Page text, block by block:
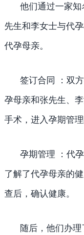
他们通过一家
先生和李女士与代
代孕母亲。
签订合同 ：双
孕母亲和张先生、
手术，进入孕期管理
孕期管理 ：代
了解了代孕母亲的
查后，确认健康。
随后，他们办